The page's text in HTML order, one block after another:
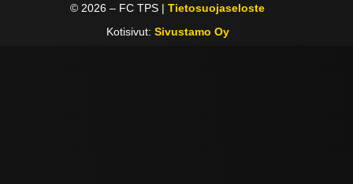
© 2026 – FC TPS |Tietosuojaseloste
Kotisivut: Sivustamo Oy